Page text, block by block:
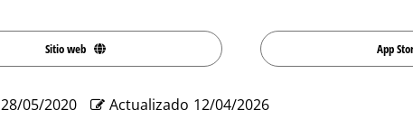
Sitio web App
28/05/2020 Actualizado 12/04/2026